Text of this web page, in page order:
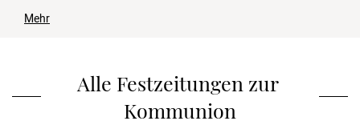
Mehr
Alle Festzeitungen zur
Kommunion